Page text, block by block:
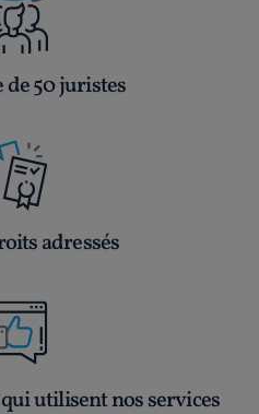
de 50 juristes
adressés
utilisent nos services